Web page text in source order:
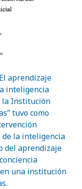
aprendizaje
inteligencia
la Institución
tuvo como
de la inteligencia
del aprendizaje
una institución